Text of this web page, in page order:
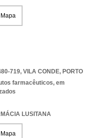
719, VILA CONDE, PORTO
farmacêuticos, em
LUSITANA